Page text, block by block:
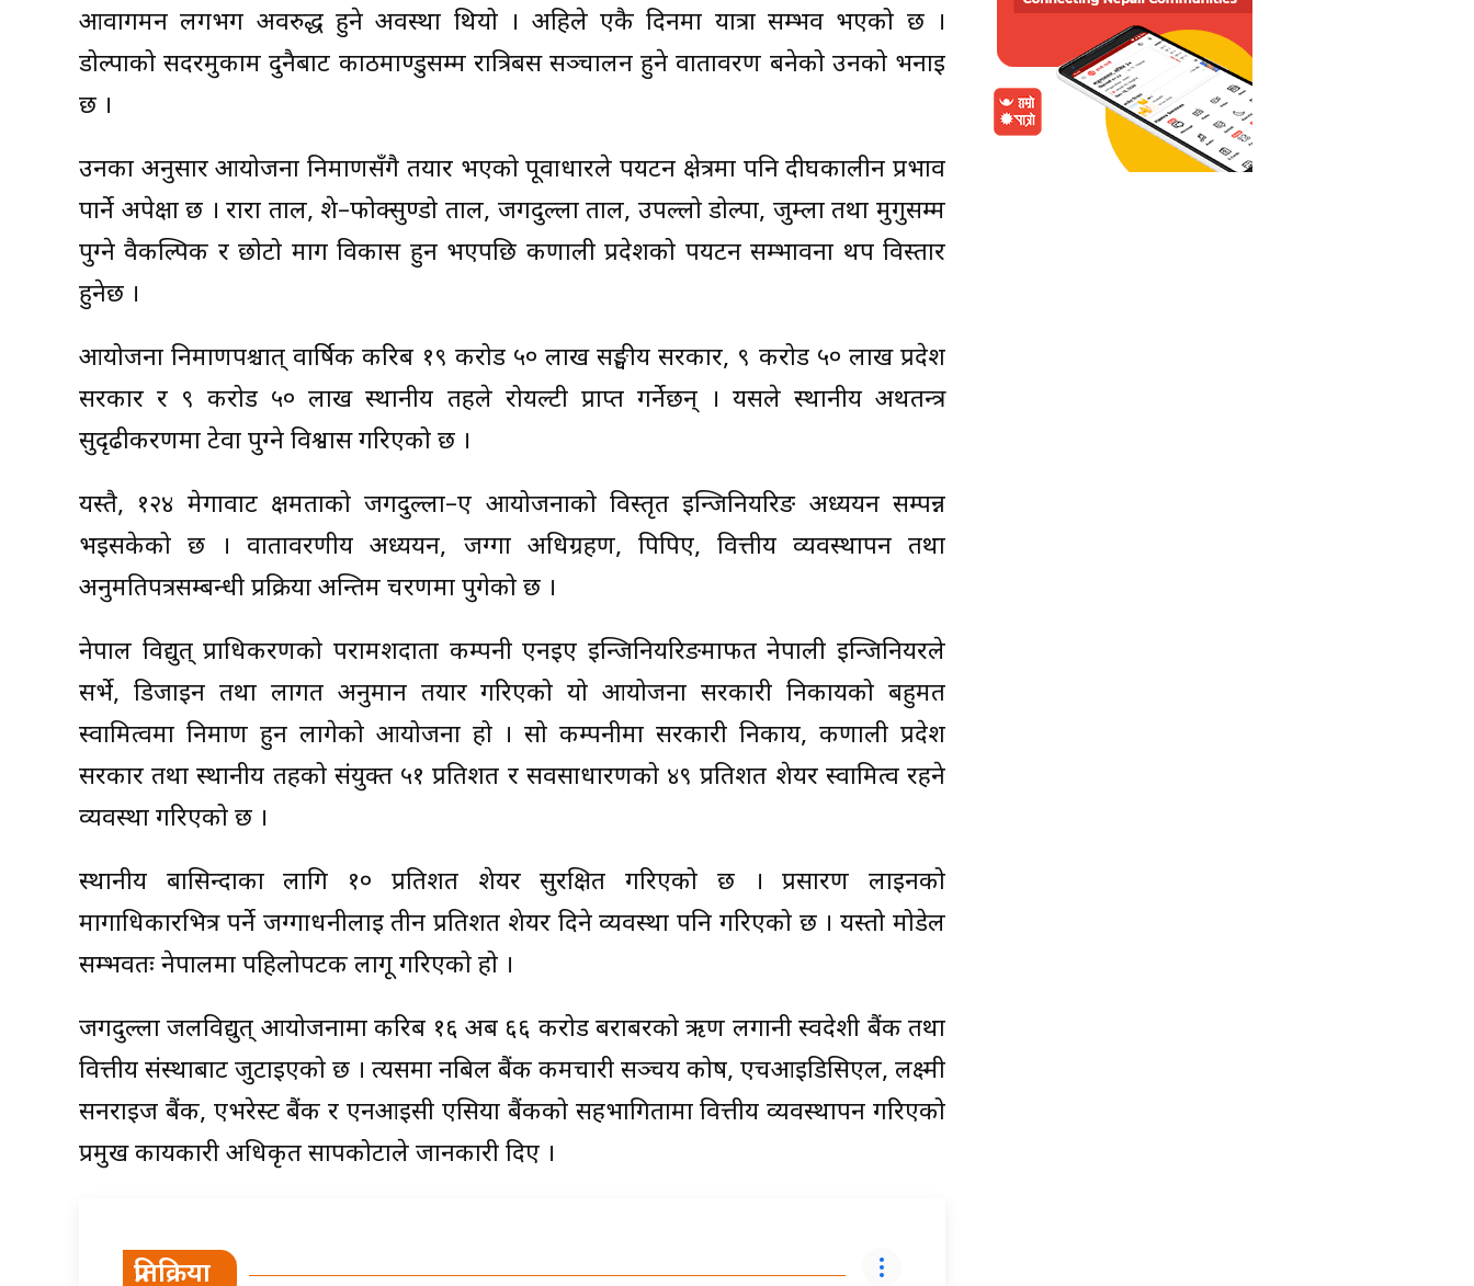
आवागमन लगभग अवरुद्ध हुने अवस्था थियो । अहिले एकै दिनमा यात्रा सम्भव भएको छ ।
डोल्पाको सदरमुकाम दुनैबाट काठमाण्डुसम्म रात्रिबस सञ्चालन हुने वातावरण बनेको उनको भनाइ
छ ।
उनका अनुसार आयोजना निर्माणसँगै तयार भएको पूर्वाधारले पर्यटन क्षेत्रमा पनि दीर्घकालीन प्रभाव
पार्ने अपेक्षा छ । रारा ताल, शे–फोक्सुण्डो ताल, जगदुल्ला ताल, उपल्लो डोल्पा, जुम्ला तथा मुगुसम्म
पुग्ने वैकल्पिक र छोटो मार्ग विकास हुन भएपछि कर्णाली प्रदेशको पर्यटन सम्भावना थप विस्तार
हुनेछ ।
आयोजना निर्माणपश्चात् वार्षिक करिब १९ करोड ५० लाख सङ्घीय सरकार, ९ करोड ५० लाख प्रदेश
सरकार र ९ करोड ५० लाख स्थानीय तहले रोयल्टी प्राप्त गर्नेछन् । यसले स्थानीय अर्थतन्त्र
सुदृढीकरणमा टेवा पुग्ने विश्वास गरिएको छ ।
यस्तै, १२४ मेगावाट क्षमताको जगदुल्ला–ए आयोजनाको विस्तृत इन्जिनियरिङ अध्ययन सम्पन्न
भइसकेको छ । वातावरणीय अध्ययन, जग्गा अधिग्रहण, पिपिए, वित्तीय व्यवस्थापन तथा
अनुमतिपत्रसम्बन्धी प्रक्रिया अन्तिम चरणमा पुगेको छ ।
नेपाल विद्युत् प्राधिकरणको परामर्शदाता कम्पनी एनइए इन्जिनियरिङमार्फत नेपाली इन्जिनियरले
सर्भे, डिजाइन तथा लागत अनुमान तयार गरिएको यो आयोजना सरकारी निकायको बहुमत
स्वामित्वमा निर्माण हुन लागेको आयोजना हो । सो कम्पनीमा सरकारी निकाय, कर्णाली प्रदेश
सरकार तथा स्थानीय तहको संयुक्त ५१ प्रतिशत र सर्वसाधारणको ४९ प्रतिशत शेयर स्वामित्व रहने
व्यवस्था गरिएको छ ।
स्थानीय बासिन्दाका लागि १० प्रतिशत शेयर सुरक्षित गरिएको छ । प्रसारण लाइनको
मार्गाधिकारभित्र पर्ने जग्गाधनीलाई तीन प्रतिशत शेयर दिने व्यवस्था पनि गरिएको छ । यस्तो मोडेल
सम्भवतः नेपालमा पहिलोपटक लागू गरिएको हो ।
जगदुल्ला जलविद्युत् आयोजनामा करिब १६ अर्ब ६६ करोड बराबरको ऋण लगानी स्वदेशी बैंक तथा
वित्तीय संस्थाबाट जुटाइएको छ । त्यसमा नबिल बैंक कर्मचारी सञ्चय कोष, एचआइडिसिएल, लक्ष्मी
सनराइज बैंक, एभरेस्ट बैंक र एनआइसी एसिया बैंकको सहभागितामा वित्तीय व्यवस्थापन गरिएको
प्रमुख कार्यकारी अधिकृत सापकोटाले जानकारी दिए ।
प्रतिक्रिया